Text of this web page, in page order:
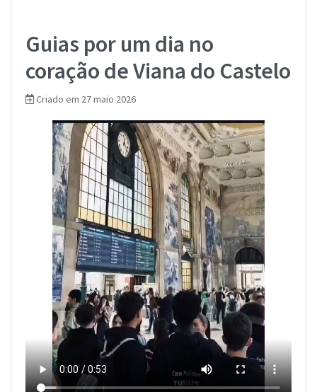
Guias por um dia no
coração de Viana do Castelo
Criado em 27 maio 2026